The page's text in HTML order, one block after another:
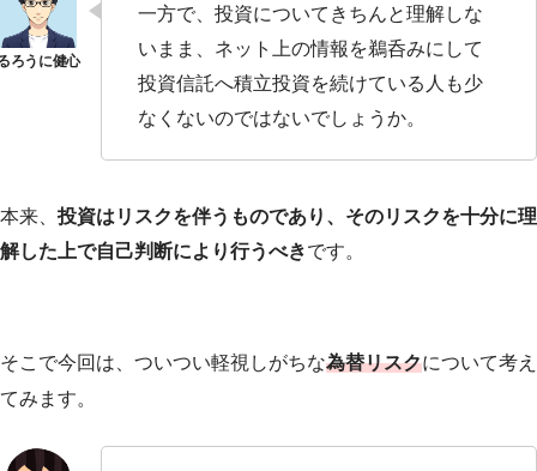
一方で、投資についてきちんと理解しな
いまま、ネット上の情報を鵜呑みにして
投資信託へ積立投資を続けている人も少
なくないのではないでしょうか。
本来、 投資はリスクを伴うものであり、そのリスクを十分に理
解した上で自己判断により行うべきです。
そこで今回は、ついつい軽視しがちな為替リスクについて考え
てみます。